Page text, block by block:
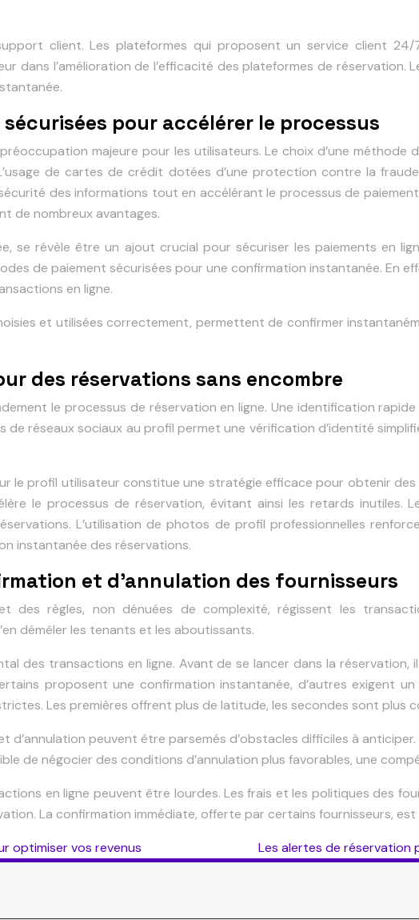
client. Les plateformes qui proposent un service client
dans l’amélioration de l’efficacité des plateformes de
pour accélérer le processus
majeure pour les utilisateurs. Le choix d’une méthode
de cartes de crédit dotées d’une protection contre la
des informations tout en accélérant le processus de
de nombreux avantages.
se révèle être un ajout crucial pour sécuriser les paiements en
de paiement sécurisées pour une confirmation instantanée. En
en ligne.
et utilisées correctement, permettent de confirmer
des réservations sans encombre
le processus de réservation en ligne. Une identification
de réseaux sociaux au profil permet une vérification d’identité
le profil utilisateur constitue une stratégie efficace pour obtenir des
le processus de réservation, évitant ainsi les retards inutiles.
L’utilisation de photos de profil professionnelles
instantanée des réservations.
et d’annulation des fournisseurs
des règles, non dénuées de complexité, régissent les
démêler les tenants et les aboutissants.
des transactions en ligne. Avant de se lancer dans la réservation,
proposent une confirmation instantanée, d’autres exigent un
Les premières offrent plus de latitude, les secondes sont plus
peuvent être parsemés d’obstacles difficiles à
de négocier des conditions d’annulation plus favorables, une
en ligne peuvent être lourdes. Les frais et les politiques des
La confirmation immédiate, offerte par certains fournisseurs,
optimiser vos revenus
Les alertes de réservation